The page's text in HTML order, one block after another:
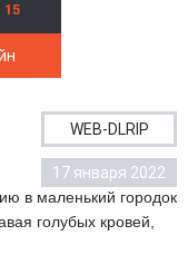
15
WEB-DLRIP
17 января 2022
в маленький городок
голубых кровей,